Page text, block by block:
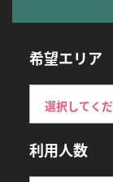
希望エリア
利用人数